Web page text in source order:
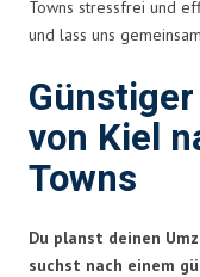
Towns stressfrei und
und lass uns
von Kiel
Towns
Du planst deinen
suchst nach einem